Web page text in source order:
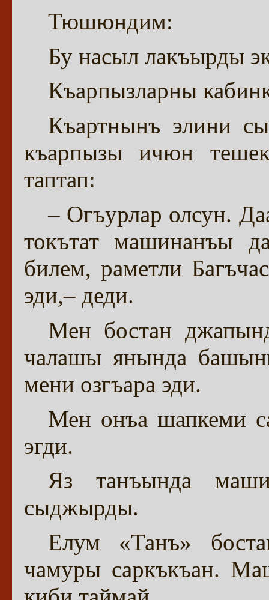
Тюшюндим:
Бу насыл лакъырды
Къарпызларны
Къартнынъ элини
къарпызы ичюн
таптап:
– Огъурлар олсун.
токътат машинанъы
билем, раметли
эди,– деди.
Мен бостан
чалашы янында
мени озгъара эди.
Мен онъа шапкеми
эгди.
Яз танъында
сыджырды.
Елум «Танъ»
чамуры саркъкъан.